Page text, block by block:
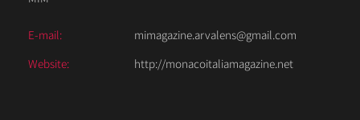
E-mail:
mimagazine.arvalens@gmail.com
Website:
http://monacoitaliamagazine.net